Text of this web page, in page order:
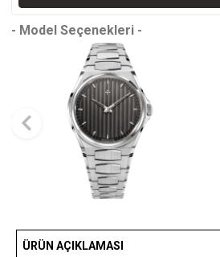
- Model Seçenekleri -
ÜRÜN AÇIKLAMASI